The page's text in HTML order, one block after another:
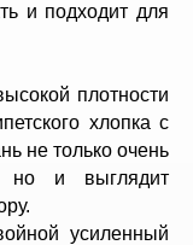
и подходит для
плотности
хлопка с
не только очень
но и выглядит
усиленный